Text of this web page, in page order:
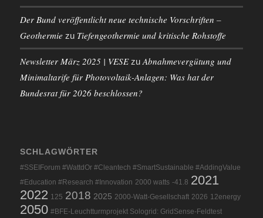
Der Bund veröffentlicht neue technische Vorschriften –
Geothermie zu Tiefengeothermie und kritische Rohstoffe
Newsletter März 2025 | VESEzu Abnahmevergütung und
Minimaltarife für Photovoltaik-Anlagen: Was hat der
Bundesrat für 2026 beschlossen?
SCHLAGWÖRTER
#SSEIForum #WattdOr #Cleantech #SmartSustainable #AddingValue
#Education #Research #Innovation 2000 watts -41.8 2021
2022 125 2018 2025 2000-Watt-Gesellschaft 2026 12energy
2050 #BFE-Leuchtturmprojekt Sologrid: GridSense-Feldtest